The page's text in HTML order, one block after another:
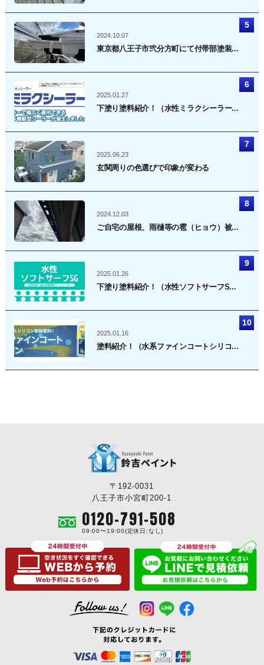
2024.10.07
東京都八王子市弐分方町にて付帯部塗装...
2025.01.27
下塗り塗料紹介！（水性ミラクシーラー...
2025.06.23
玄関周りの色選びで印象が変わる
2024.12.03
ご自宅の屋根、雨樋等の雹（ヒョウ）被...
2025.01.26
下塗り塗料紹介！（水性ソフトサーフS...
2025.01.16
塗料紹介！（水系ファインコートシリコ...
〒192-0031
八王子市小宮町200-1
0120-791-508
09:00〜19:00(定休日:なし)